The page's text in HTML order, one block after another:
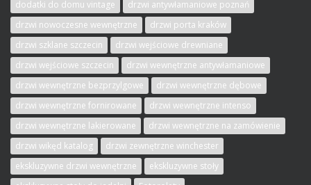
dodatki do domu vintage
drzwi antywłamaniowe poznań
drzwi nowoczesne wewnętrzne
drzwi porta kraków
drzwi szklane szczecin
drzwi wejściowe drewniane
drzwi wejściowe szczecin
drzwi wewnętrzne antywłamaniowe
drzwi wewnętrzne bezprzylgowe
drzwi wewnętrzne dębowe
drzwi wewnętrzne fornirowane
drzwi wewnętrzne intenso
drzwi wewnętrzne lakierowane
drzwi wewnętrzne na zamówienie
drzwi wikęd katalog
drzwi zewnętrzne winchester
ekskluzywne drzwi wewnętrzne
ekskluzywne stoły